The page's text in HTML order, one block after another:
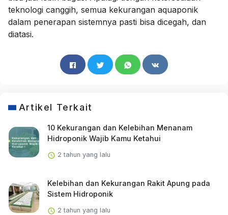
teknologi canggih, semua kekurangan aquaponik
dalam penerapan sistemnya pasti bisa dicegah, dan
diatasi.
Artikel Terkait
10 Kekurangan dan Kelebihan Menanam
Hidroponik Wajib Kamu Ketahui
2 tahun yang lalu
Kelebihan dan Kekurangan Rakit Apung pada
Sistem Hidroponik
2 tahun yang lalu